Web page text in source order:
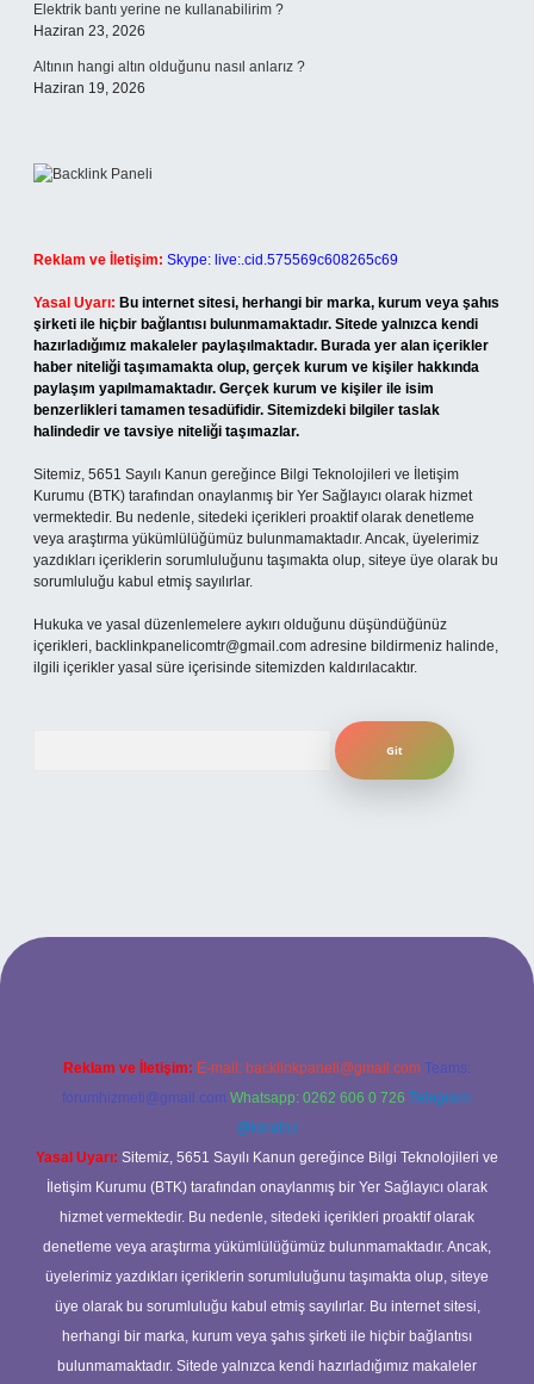
Elektrik bantı yerine ne kullanabilirim ?
Haziran 23, 2026
Altının hangi altın olduğunu nasıl anlarız ?
Haziran 19, 2026
Reklam ve İletişim: Skype: live:.cid.575569c608265c69
Yasal Uyarı: Bu internet sitesi, herhangi bir marka, kurum veya şahıs
şirketi ile hiçbir bağlantısı bulunmamaktadır. Sitede yalnızca kendi
hazırladığımız makaleler paylaşılmaktadır. Burada yer alan içerikler
haber niteliği taşımamakta olup, gerçek kurum ve kişiler hakkında
paylaşım yapılmamaktadır. Gerçek kurum ve kişiler ile isim
benzerlikleri tamamen tesadüfidir. Sitemizdeki bilgiler taslak
halindedir ve tavsiye niteliği taşımazlar.
Sitemiz, 5651 Sayılı Kanun gereğince Bilgi Teknolojileri ve İletişim
Kurumu (BTK) tarafından onaylanmış bir Yer Sağlayıcı olarak hizmet
vermektedir. Bu nedenle, sitedeki içerikleri proaktif olarak denetleme
veya araştırma yükümlülüğümüz bulunmamaktadır. Ancak, üyelerimiz
yazdıkları içeriklerin sorumluluğunu taşımakta olup, siteye üye olarak bu
sorumluluğu kabul etmiş sayılırlar.
Hukuka ve yasal düzenlemelere aykırı olduğunu düşündüğünüz
içerikleri, backlinkpanelicomtr@gmail.com adresine bildirmeniz halinde,
ilgili içerikler yasal süre içerisinde sitemizden kaldırılacaktır.
Reklam ve İletişim: E-mail: backlinkpaneli@gmail.com Teams:
forumhizmeti@gmail.com Whatsapp: 0262 606 0 726 Telegram:
@karabul
Yasal Uyarı: Sitemiz, 5651 Sayılı Kanun gereğince Bilgi Teknolojileri ve
İletişim Kurumu (BTK) tarafından onaylanmış bir Yer Sağlayıcı olarak
hizmet vermektedir. Bu nedenle, sitedeki içerikleri proaktif olarak
denetleme veya araştırma yükümlülüğümüz bulunmamaktadır. Ancak,
üyelerimiz yazdıkları içeriklerin sorumluluğunu taşımakta olup, siteye
üye olarak bu sorumluluğu kabul etmiş sayılırlar. Bu internet sitesi,
herhangi bir marka, kurum veya şahıs şirketi ile hiçbir bağlantısı
bulunmamaktadır. Sitede yalnızca kendi hazırladığımız makaleler